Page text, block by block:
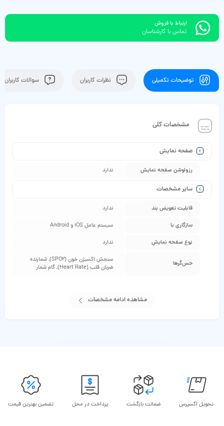
ارتباط با فروش
تماس با کارشناسان
توضیحات تکمیلی نظرات کاربران سوالات کاربران
مشخصات کلی
صفحه نمایش
رزولوشن صفحه نمایش ندارد
سایر مشخصات
قابلیت تعویض بند ندارد
سازگاری با سیستم عامل iOS و Android
نوع صفحه نمایش ندارد
حس‌گرها
سنجش اکسیژن خون (SPO2), شمارنده
ضربان قلب (Heart Rate), گام شمار
مشاهده ادامه مشخصات
تحویل اکسپرس ضمانت بازگشت پرداخت در محل تضمین بهترین قیمت